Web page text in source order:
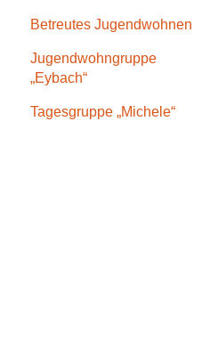
Betreutes Jugendwohnen
Jugendwohngruppe
„Eybach“
Tagesgruppe „Michele“